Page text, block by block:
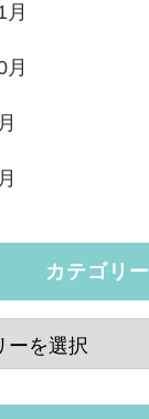
カテゴリー